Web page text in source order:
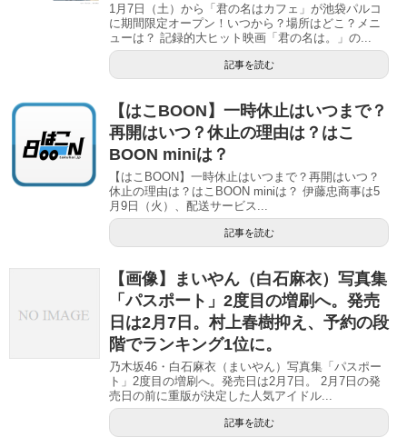
1月7日（土）から「君の名はカフェ」が池袋パルコ
に期間限定オープン！いつから？場所はどこ？メニ
ューは？ 記録的大ヒット映画「君の名は。」の...
記事を読む
【はこBOON】一時休止はいつまで？
再開はいつ？休止の理由は？はこ
BOON miniは？
【はこBOON】一時休止はいつまで？再開はいつ？
休止の理由は？はこBOON miniは？ 伊藤忠商事は5
月9日（火）、配送サービス...
記事を読む
【画像】まいやん（白石麻衣）写真集
「パスポート」2度目の増刷へ。発売
日は2月7日。村上春樹抑え、予約の段
階でランキング1位に。
乃木坂46・白石麻衣（まいやん）写真集「パスポー
ト」2度目の増刷へ。発売日は2月7日。 2月7日の発
売日の前に重版が決定した人気アイドル...
記事を読む